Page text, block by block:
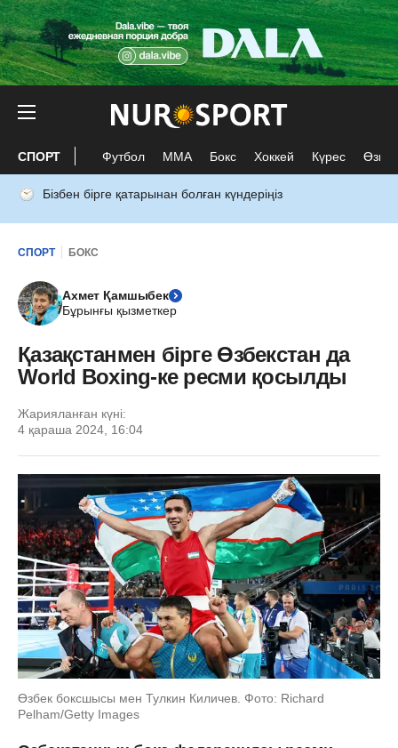
СПОРТ Футбол ММА Бокс Хоккей Күрес Өзге
Бізбен бірге қатарынан болған күндеріңіз
СПОРТ БОКС
Ахмет Қамшыбек
Бұрынғы қызметкер
Қазақстанмен бірге Өзбекстан да
World Boxing-ке ресми қосылды
Жарияланған күні:
4 қараша 2024, 16:04
Өзбек боксшысы мен Тулкин Киличев. Фото: Richard
Pelham/Getty Images